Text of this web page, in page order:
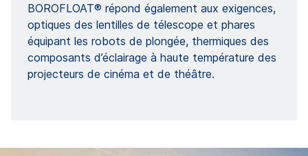
BOROFLOAT® répond également aux exigences,
optiques des lentilles de télescope et phares
équipant les robots de plongée, thermiques des
composants d’éclairage à haute température des
projecteurs de cinéma et de théâtre.